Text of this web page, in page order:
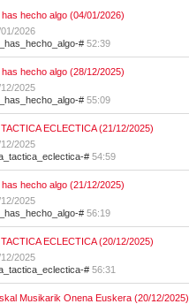
hecho algo (04/01/2026)
2026
# 52:39
hecho algo (28/12/2025)
2025
# 55:09
TACTICA ECLECTICA (21/12/2025)
2025
# 54:59
hecho algo (21/12/2025)
2025
# 56:19
TACTICA ECLECTICA (20/12/2025)
2025
# 56:31
Musikarik Onena Euskera (20/12/2025)